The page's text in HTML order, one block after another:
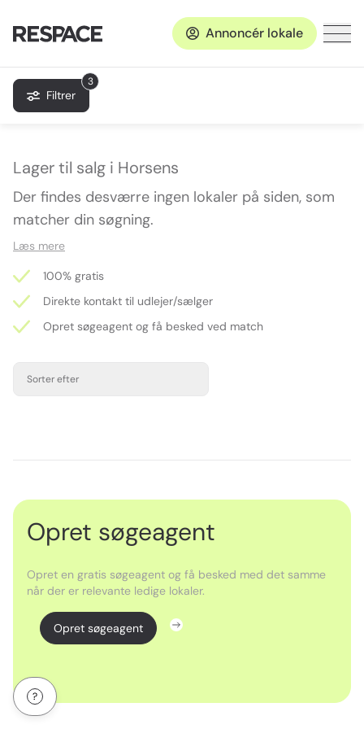
Annoncér lokale
3
Filtrer
Lager til salg i Horsens
Der findes desværre ingen lokaler på siden, som
matcher din søgning.
Læs mere
100% gratis
Direkte kontakt til udlejer/sælger
Opret søgeagent og få besked ved match
Sorter efter
Opret søgeagent
Opret en gratis søgeagent og få besked med det samme
når der er relevante ledige lokaler.
Opret søgeagent